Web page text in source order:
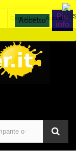
Accedi
Contattaci
Piú
info